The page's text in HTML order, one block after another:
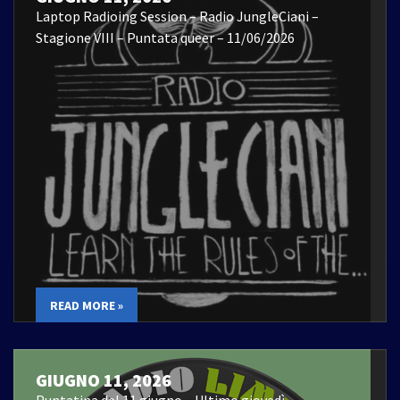
Laptop Radioing Session – Radio JungleCiani –
Stagione VIII – Puntata queer – 11/06/2026
READ MORE »
GIUGNO 11, 2026